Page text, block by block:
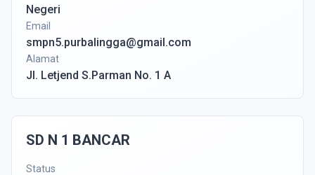
Negeri
Email
smpn5.purbalingga@gmail.com
Alamat
Jl. Letjend S.Parman No. 1 A
SD N 1 BANCAR
Status